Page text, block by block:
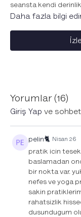
seansta kendi
halletmesine izin ver.
Nefes Çalışması
pratik yapmadan
*Nefes pratiklerine
Daha fazla bilgi
Yorumlar (16)
Giriş Yap ve
pelin🐈 Nisan 26
pratik icin
baslamadan
bir nokta var.
nefes ve yoga
sakin
rahatsizlik
dusundugum